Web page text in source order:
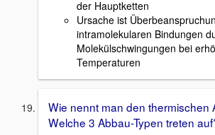
der Hauptketten
Ursache ist
intramolekularen Bindungen
Molekülschwingungen bei
Temperaturen
Wie nennt man den thermischen
Welche 3 Abbau-Typen treten